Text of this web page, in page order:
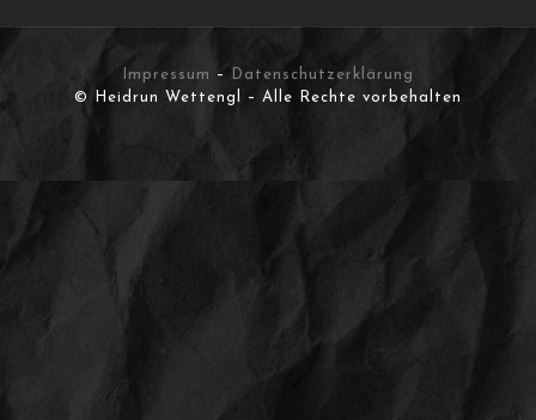
Impressum –
Datenschutzerklärung
© Heidrun Wettengl – Alle Rechte vorbehalten